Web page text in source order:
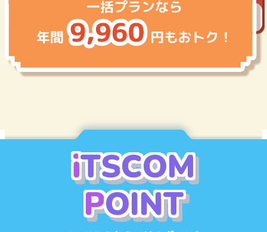
年間37,800円（税込）
月当たり3,150円
イッツコム未契約者の方は、年間39,800円（税込）
または月払いプラン月額4,980円（税込）となります。
iTSCOM
POINT